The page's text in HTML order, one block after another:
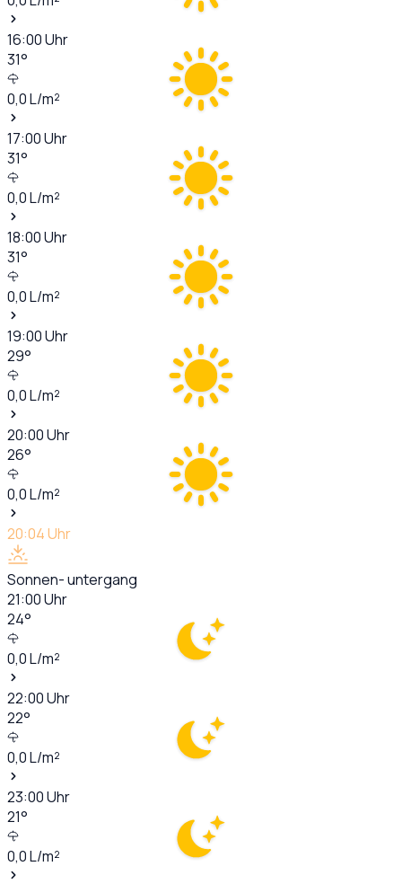
16:00Uhr
31°
0,0L/m²
17:00Uhr
31°
0,0L/m²
18:00Uhr
31°
0,0L/m²
19:00Uhr
29°
0,0L/m²
20:00Uhr
26°
0,0L/m²
20:04Uhr
Sonnen- untergang
21:00Uhr
24°
0,0L/m²
22:00Uhr
22°
0,0L/m²
23:00Uhr
21°
0,0L/m²